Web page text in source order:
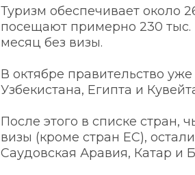
Туризм обеспечивает около
посещают примерно 230 тыс.
месяц без визы.
В октябре правительство
Узбекистана, Египта и
После этого в списке стран,
визы (кроме стран ЕС),
Саудовская Аравия, Катар и